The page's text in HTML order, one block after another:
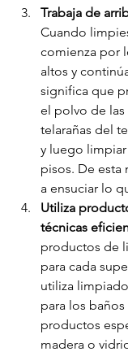
Trabaja de
Cuando
comienza por
altos y
significa que
el polvo de las
telarañas del
y luego
pisos. De esta
a ensuciar lo
Utiliza
técnicas
productos de
para cada
utiliza
para los baños
productos
madera o